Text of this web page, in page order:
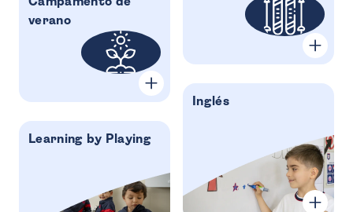
verano
Inglés
Learning by Playing